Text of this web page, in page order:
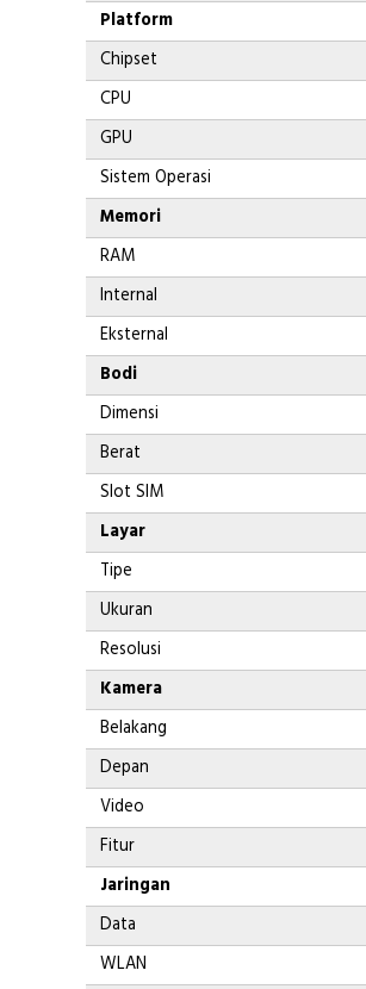
Platform
Chipset
CPU
GPU
Sistem Operasi
Memori
RAM
Internal
Eksternal
Bodi
Dimensi
Berat
Slot SIM
Layar
Tipe
Ukuran
Resolusi
Kamera
Belakang
Depan
Video
Fitur
Jaringan
Data
WLAN